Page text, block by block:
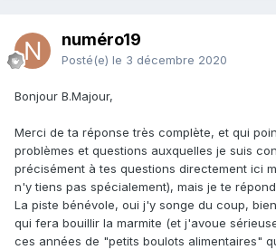
numéro19
Posté(e) le 3 décembre 2020
Bonjour B.Majour,
Merci de ta réponse très complète, et qui
problèmes et questions auxquelles je suis
précisément à tes questions directement ici
n'y tiens pas spécialement), mais je te
La piste bénévole, oui j'y songe du coup,
qui fera bouillir la marmite (et j'avoue
ces années de "petits boulots alimentaires"